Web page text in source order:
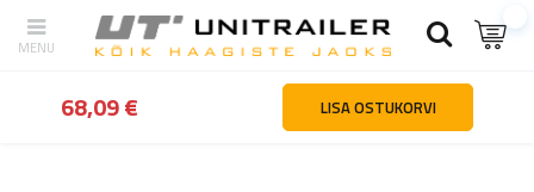
tagasi Kodu Haagiste osad ja tarvikud Haakeseadmed ja
68,09 € LISA OSTUKORVI